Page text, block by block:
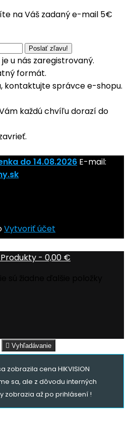
na Váš zadaný e-mail 5€
u nás zaregistrovaný.
formát.
kontaktujte správce e-shopu.
každú chvíľu dorazí do
do 14.08.2026 E-mail:
Vytvoriť účet
Produkty - 0,00 €
 Vyhľadávanie
zobrazila cena HIKVISION
sa, ale z dôvodu interných
zobrazia až po prihlásení !